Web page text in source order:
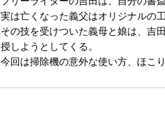
実は亡くなった義父はオリジナルの
その技を受けついた義母と娘は、吉
授しようとしてくる。
今回は掃除機の意外な使い方、ほこ